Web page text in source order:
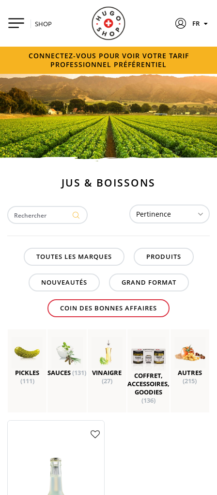
SHOP FR
CONNECTEZ-VOUS POUR VOIR VOTRE TARIF
PROFESSIONNEL PRÉFÉRENTIEL
JUS & BOISSONS
TOUTES LES MARQUES PRODUITS
NOUVEAUTÉS GRAND FORMAT
COIN DES BONNES AFFAIRES
PICKLES
(111)
SAUCES(131)
VINAIGRE
(27)
COFFRET,
ACCESSOIRES,
GOODIES
(136)
AUTRES
(215)